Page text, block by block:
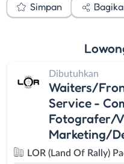
Simpan
Dibutuhkan
Waiters/
Service -
Fotografer/
Marketing/
LOR (Land Of Rally)